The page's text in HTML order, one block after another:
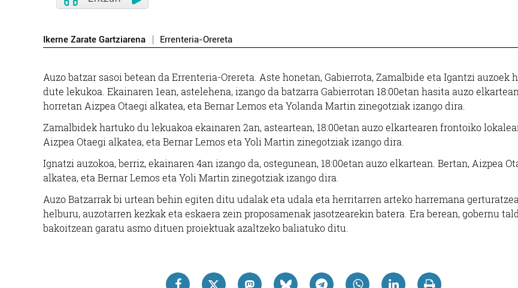
Ikerne Zarate Gartziarena Errenteria-Orereta
Auzo batzar sasoi betean da Errenteria-Orereta. Aste honetan, Gabierrota, Zamalbide eta Igantzi auzoek
dute lekukoa. Ekainaren 1ean, astelehena, izango da batzarra Gabierrotan 18:00etan hasita auzo
horretan Aizpea Otaegi alkatea, eta Bernar Lemos eta Yolanda Martin zinegotziak izango dira.
Zamalbidek hartuko du lekuakoa ekainaren 2an, asteartean, 18:00etan auzo elkartearen frontoiko
Aizpea Otaegi alkatea, eta Bernar Lemos eta Yoli Martin zinegotziak izango dira.
Ignatzi auzokoa, berriz, ekainaren 4an izango da, ostegunean, 18:00etan auzo elkartean. Bertan, Aizpea
alkatea, eta Bernar Lemos eta Yoli Martin zinegotziak izango dira.
Auzo Batzarrak bi urtean behin egiten ditu udalak eta udala eta herritarren arteko harremana
helburu, auzotarren kezkak eta eskaera zein proposamenak jasotzearekin batera. Era berean, gobernu
bakoitzean garatu asmo dituen proiektuak azaltzeko baliatuko ditu.